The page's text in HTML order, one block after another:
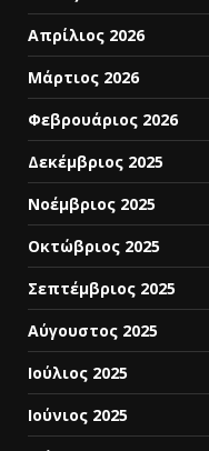
Απρίλιος 2026
Μάρτιος 2026
Φεβρουάριος 2026
Δεκέμβριος 2025
Νοέμβριος 2025
Οκτώβριος 2025
Σεπτέμβριος 2025
Αύγουστος 2025
Ιούλιος 2025
Ιούνιος 2025